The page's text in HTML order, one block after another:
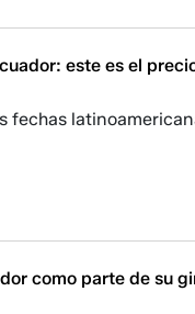
este es el
fechas
como parte de su